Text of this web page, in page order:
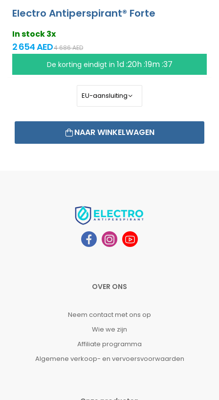
Electro Antiperspirant® Forte
In stock 3x
2 654 AED4 686 AED
De korting eindigt in 1d :20h :19m :37
NAAR WINKELWAGEN
OVER ONS
Neem contact met ons op
Wie we zijn
Affiliate programma
Algemene verkoop- en vervoersvoorwaarden